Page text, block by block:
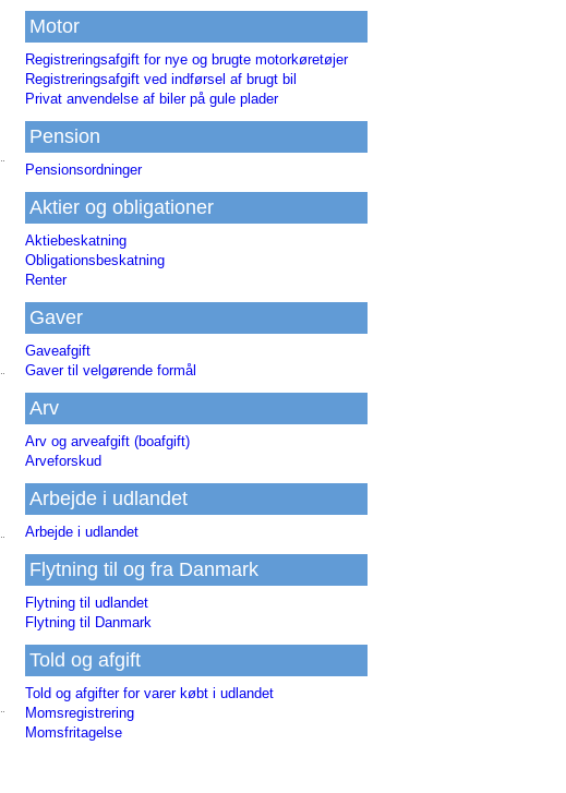
Motor
Registreringsafgift for nye og brugte motorkøretøjer
Registreringsafgift ved indførsel af brugt bil
Privat anvendelse af biler på gule plader
Pension
Pensionsordninger
Aktier og obligationer
Aktiebeskatning
Obligationsbeskatning
Renter
Gaver
Gaveafgift
Gaver til velgørende formål
Arv
Arv og arveafgift (boafgift)
Arveforskud
Arbejde i udlandet
Arbejde i udlandet
Flytning til og fra Danmark
Flytning til udlandet
Flytning til Danmark
Told og afgift
Told og afgifter for varer købt i udlandet
Momsregistrering
Momsfritagelse